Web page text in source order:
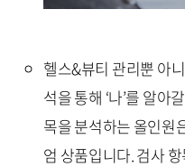
헬스&뷰티 관리뿐 아
석을 통해 ‘나’를 알아
목을 분석하는 올인원
엄 상품입니다. 검사